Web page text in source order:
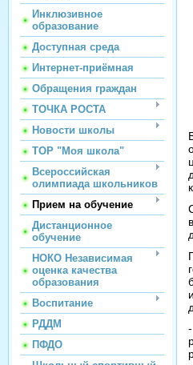
Инклюзивное
образование
Доступная среда
Интернет-приёмная
Обращения граждан
ТОЧКА РОСТА
Новости школы
ТОР "Моя школа"
Всероссийская
олимпиада школьников
Прием на обучение
Дистанционное
обучение
НОКО Независимая
оценка качества
образования
Воспитание
РДДМ
ПФДО